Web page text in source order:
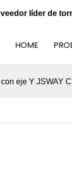
líder de
HOME
eje Y JSWAY